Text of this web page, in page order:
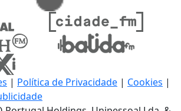
| Política de Privacidade | Cookies |